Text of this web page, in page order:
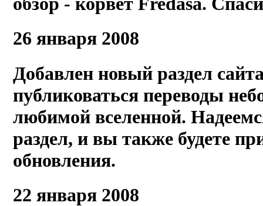
26 января 2008
Добавлен новый раздел
публиковаться переводы
любимой вселенной.
раздел, и вы также будете
обновления.
22 января 2008